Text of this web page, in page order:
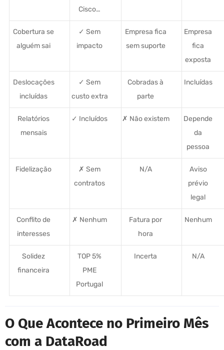
Cisco…
Cobertura se
alguém sai
✓ Sem
impacto
Empresa fica
sem suporte
Empresa
fica
exposta
Deslocações
incluídas
✓ Sem
custo extra
Cobradas à
parte
Incluídas
Relatórios
mensais
✓ Incluídos ✗ Não existem
Depende
da
pessoa
Fidelização
✗ Sem
contratos
N/A
Aviso
prévio
legal
Conflito de
interesses
✗ Nenhum
Fatura por
hora
Nenhum
Solidez
financeira
TOP 5%
PME
Portugal
Incerta N/A
O Que Acontece no Primeiro Mês
com a DataRoad